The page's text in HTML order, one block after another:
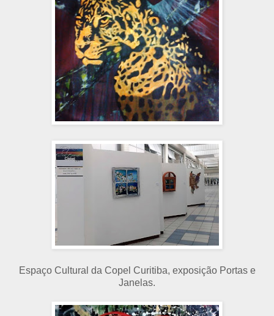
Espaço Cultural da Copel Curitiba, exposição Portas e
Janelas.